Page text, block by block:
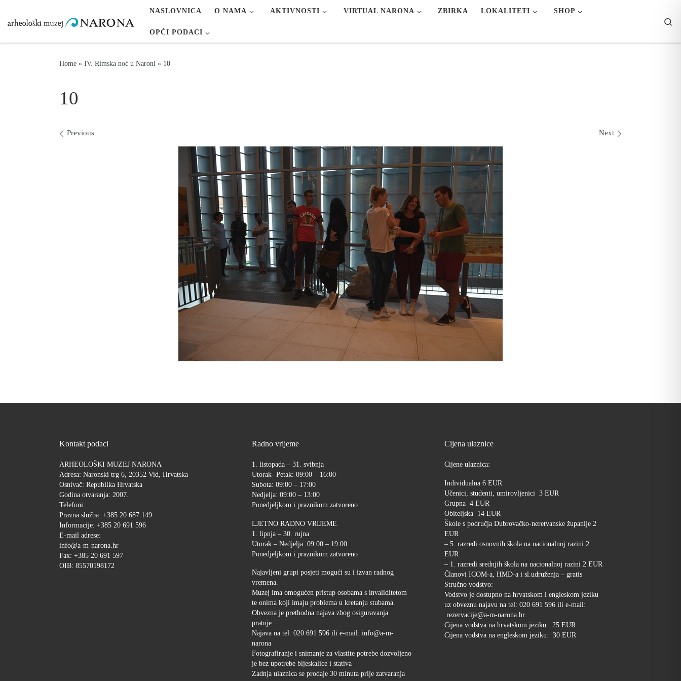
NASLOVNICA O NAMA AKTIVNOSTI VIRTUAL NARONA ZBIRKA LOKALITETI SHOP
OPĆI PODACI
Home » IV. Rimska noć u Naroni » 10
10
Images navigation
Previous Next
Kontakt podaci
ARHEOLOŠKI MUZEJ NARONA
Adresa: Naronski trg 6, 20352 Vid, Hrvatska
Osnivač: Republika Hrvatska
Godina otvaranja: 2007.
Telefoni:
Pravna služba: +385 20 687 149
Informacije: +385 20 691 596
E-mail adrese:
info@a-m-narona.hr
Fax: +385 20 691 597
OIB: 85570198172
Radno vrijeme
1. listopada – 31. svibnja
Utorak- Petak: 09:00 – 16:00
Subota: 09:00 – 17:00
Nedjelja: 09:00 – 13:00
Ponedjeljkom i praznikom zatvoreno
LJETNO RADNO VRIJEME
1. lipnja – 30. rujna
Utorak – Nedjelja: 09:00 – 19:00
Ponedjeljkom i praznikom zatvoreno
Najavljeni grupi posjeti mogući su i izvan radnog
vremena.
Muzej ima omogućen pristup osobama s invaliditetom
te onima koji imaju problema u kretanju stubama.
Obvezna je prethodna najava zbog osiguravanja
pratnje.
Najava na tel. 020 691 596 ili e-mail: info@a-m-
narona
Fotografiranje i snimanje za vlastite potrebe dozvoljeno
je bez upotrebe bljeskalice i stativa
Zadnja ulaznica se prodaje 30 minuta prije zatvaranja
Cijena ulaznice
Cijene ulaznica:
Individualna 6 EUR
Učenici, studenti, umirovljenici 3 EUR
Grupna 4 EUR
Obiteljska 14 EUR
Škole s područja Dubrovačko-neretvanske županije 2
EUR
– 5. razredi osnovnih škola na nacionalnoj razini 2
EUR
– 1. razredi srednjih škola na nacionalnoj razini 2 EUR
Članovi ICOM-a, HMD-a i sl.udruženja – gratis
Stručno vodstvo:
Vodstvo je dostupno na hrvatskom i engleskom jeziku
uz obveznu najavu na tel: 020 691 596 ili e-mail:
rezervacije@a-m-narona.hr.
Cijena vodstva na hrvatskom jeziku : 25 EUR
Cijena vodstva na engleskom jeziku: 30 EUR